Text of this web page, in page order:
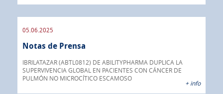
05.06.2025
Notas de Prensa
IBRILATAZAR (ABTL0812) DE ABILITYPHARMA DUPLICA LA
SUPERVIVENCIA GLOBAL EN PACIENTES CON CÁNCER DE
PULMÓN NO MICROCÍTICO ESCAMOSO
+ info